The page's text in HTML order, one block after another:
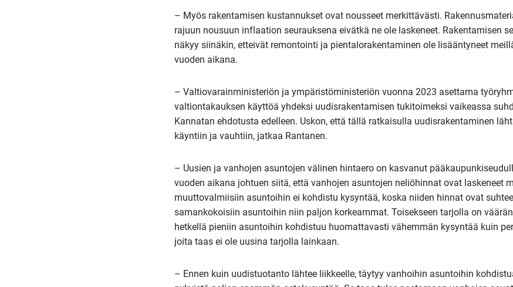
– Myös rakentamisen kustannukset ovat nousseet merkittävästi.
rajuun nousuun inflaation seurauksena eivätkä ne ole laskeneet. Rakentamisen
näkyy siinäkin, etteivät remontointi ja pientalorakentaminen ole lisääntyneet
vuoden aikana.
– Valtiovarainministeriön ja ympäristöministeriön vuonna 2023 asettama
valtiontakauksen käyttöä yhdeksi uudisrakentamisen tukitoimeksi vaikeassa
Kannatan ehdotusta edelleen. Uskon, että tällä ratkaisulla uudisrakentaminen
käyntiin ja vauhtiin, jatkaa Rantanen.
– Uusien ja vanhojen asuntojen välinen hintaero on kasvanut
vuoden aikana johtuen siitä, että vanhojen asuntojen neliöhinnat ovat laskeneet
muuttovalmiisiin asuntoihin ei kohdistu kysyntää, koska niiden hinnat ovat
samankokoisiin asuntoihin niin paljon korkeammat. Toisekseen tarjolla on
hetkellä pieniin asuntoihin kohdistuu huomattavasti vähemmän kysyntää kuin
joita taas ei ole uusina tarjolla lainkaan.
– Ennen kuin uudistuotanto lähtee liikkeelle, täytyy vanhoihin asuntoihin